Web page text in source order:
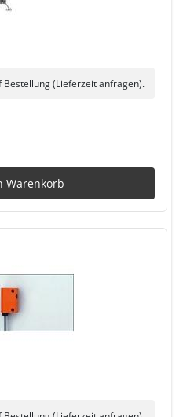
Bestellung (Lieferzeit anfragen).
Warenkorb